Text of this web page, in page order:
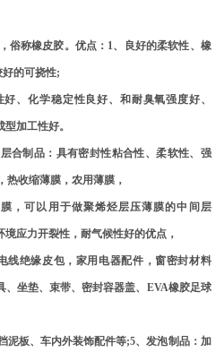
俗称橡皮胶。优点： 1、良好的柔软性、橡
的可挠性;
、化学稳定性良好、和耐臭氧强度好、
加工性好。
合制品：具有密封性粘合性、柔软性、强
热收缩薄膜，农用薄膜，
，可以用于做聚烯烃层压薄膜的中间层
应力开裂性，耐气候性好的优点，
线绝缘皮包，家用电器配件，窗密封材料
坐垫、束带、密封容器盖、 EVA橡胶足球
泥板、车内外装饰配件等;5、发泡制品：加